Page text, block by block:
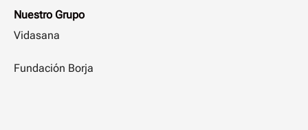
Nuestro Grupo
Vidasana
Fundación Borja